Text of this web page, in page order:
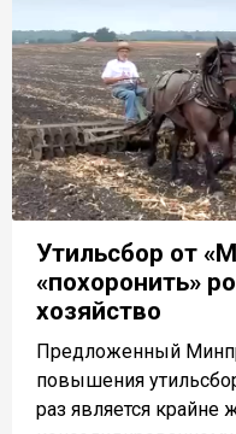
Утильсбор от
«похоронить»
хозяйство
Предложенный
повышения
раз является